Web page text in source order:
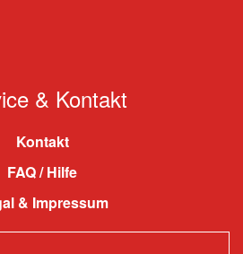
& Kontakt
Kontakt
FAQ / Hilfe
& Impressum